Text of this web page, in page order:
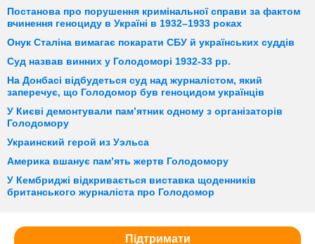
Постанова про порушення кримінальної справи за фактом
вчинення геноциду в Україні в 1932–1933 роках
Онук Сталіна вимагає покарати СБУ й українських суддів
Суд назвав винних у Голодоморі 1932-33 рр.
На Донбасі відбудеться суд над журналістом, який
заперечує, що Голодомор був геноцидом українців
У Києві демонтували пам’ятник одному з організаторів
Голодомору
Украинский герой из Уэльса
Америка вшанує пам’ять жертв Голодомору
У Кембриджі відкривається виставка щоденників
британського журналіста про Голодомор
Підтримати